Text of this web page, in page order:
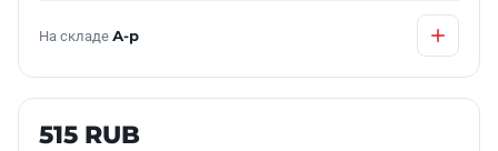
На складе А-р
Б/У В НАЛИЧИИ
515 RUB